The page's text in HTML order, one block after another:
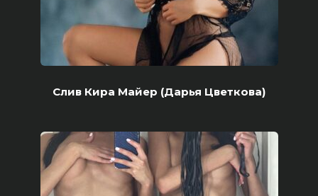
Слив Кира Майер (Дарья Цветкова)